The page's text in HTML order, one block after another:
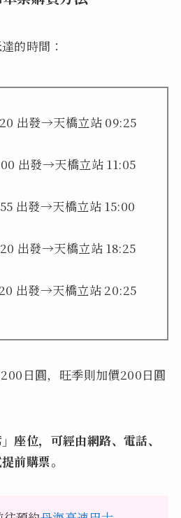
的時間：
出發→天橋立站 09:25
出發→天橋立站 11:05
出發→天橋立站 15:00
出發→天橋立站 18:25
出發→天橋立站 20:25
日圓，旺季則加價200日圓
座位，可經由網路、電話、
前購票。